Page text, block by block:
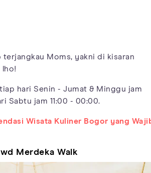
terjangkau Moms, yakni di kisaran
lho!
hari Senin - Jumat & Minggu jam
Sabtu jam 11:00 - 00:00.
Wisata Kuliner Bogor yang
Merdeka Walk